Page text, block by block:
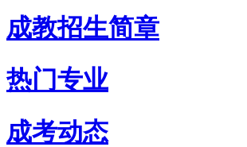
成教招生简章
热门专业
成考动态